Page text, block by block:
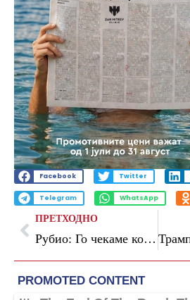
Facebook Twitter
Telegram WhatsApp
ПРЕТХОДНО
Рубио: Го чекаме конечниот потпис на Иран за нуклеарниот договор